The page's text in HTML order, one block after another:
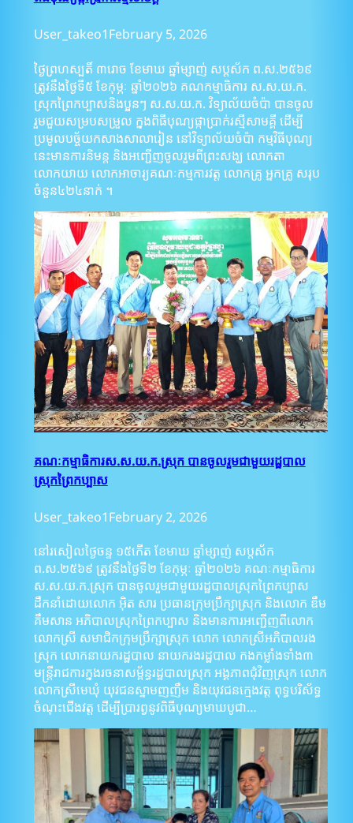
User_takeo1February 5, 2026
ថ្ងៃ​ព្រហស្បតិ៍​ ៣រោច​ ខែ​មាឃ​ ឆ្នាំ​ម្សាញ់​ សប្ដស័ក​ ​ព.ស​.២៥៦៩​
ត្រូវ​នឹង​ថ្ងៃ​ទី​៥ ខែ​កុម្ភៈ​ ឆ្នាំ​២០២៦​ គណកម្មាធិការ ស.ស​.យ.ក​.
ស្រុកព្រៃកប្បាសនិងប្អូនៗ ស.ស.យ.ក. វិទ្យាល័យចំប៉ា បានចូល
រួមជួយសម្របសម្រួល ក្នុងពិធីបុណ្យផ្កាប្រាក់រស្មីសាមគ្គី ដើម្បី
ប្រមូលបច្ច័យកសាងសាលារៀន នៅវិទ្យាល័យចំប៉ា កម្មវិធីបុណ្យ
នេះមានការនិមន្ត និងអញ្ជើញចូលរួមពីព្រះសង្ឃ លោកតា
លោកយាយ លោកអាចារ្យគណៈកម្មការវត្ត លោកគ្រូ អ្នកគ្រូ សរុប
ចំនួន៤២៤នាក់ ។
គណៈកម្មាធិការស.ស.យ.ក.ស្រុក បានចូលរួមជាមួយរដ្ឋបាល
ស្រុកព្រៃកប្បាស
User_takeo1February 2, 2026
នៅរសៀលថ្ងៃចន្ទ ១៥កើត ខែមាឃ ឆ្នាំម្សាញ់ សប្ដស័ក
ព.ស.២៥៦៩ ត្រូវនឹងថ្ងៃទី២ ខែកុម្ភៈ ឆ្នាំ២០២៦ គណៈកម្មាធិការ
ស.ស.យ.ក.ស្រុក បានចូលរួមជាមួយរដ្ឋបាលស្រុកព្រៃកប្បាស
ដឹកនាំដោយលោក អ៊ិត សារ ប្រធានក្រុមប្រឹក្សាស្រុក និងលោក ឌឹម
គឹមសាន អភិបាលស្រុកព្រៃកប្បាស និងមានការអញ្ជើញពីលោក
លោកស្រី សមាជិកក្រុមប្រឹក្សាស្រុក លោក លោកស្រីអភិបាលរង
ស្រុក លោកនាយករដ្ឋបាល នាយករងរដ្ឋបាល កងកម្លាំងទាំង៣
មន្ត្រីរាជការក្នុងរចនាសម្ព័ន្ធរដ្ឋបាលស្រុក អង្គភាពជុំវិញស្រុក លោក
លោកស្រីមេឃុំ យុវជនស្នាមញញឹម និងយុវជនក្មេងវត្ត ពុទ្ធបរិស័ទ្ធ
ចំណុះជើងវត្ត ដើម្បីប្រារព្វនូវពិធីបុណ្យមាឃបូជា…